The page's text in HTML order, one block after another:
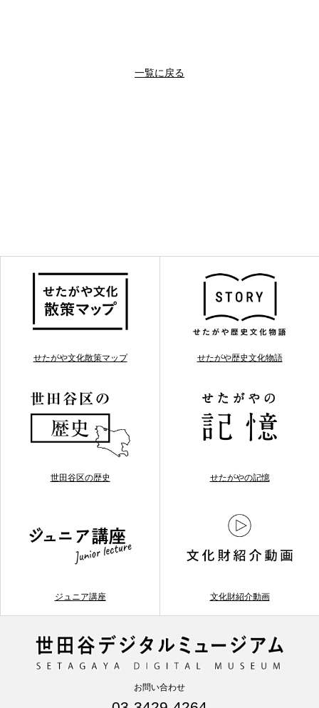
一覧に戻る
せたがや文化散策マップ せたがや歴史文化物語
世田谷区の歴史 せたがやの記憶
ジュニア講座 文化財紹介動画
お問い合わせ